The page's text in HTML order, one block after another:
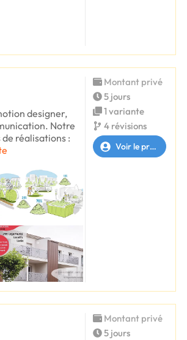
designer,
Notre
réalisations :
Montant privé
5 jours
1 variante
4 révisions
Voir le profil
Montant privé
5 jours